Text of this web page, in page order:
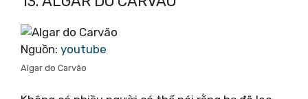
Nguồn: youtube
Algar do Carvão